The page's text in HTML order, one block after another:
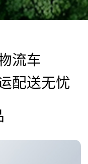
流车
配送无忧